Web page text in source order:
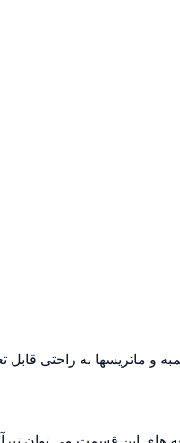
و ماتریسها به راحتی